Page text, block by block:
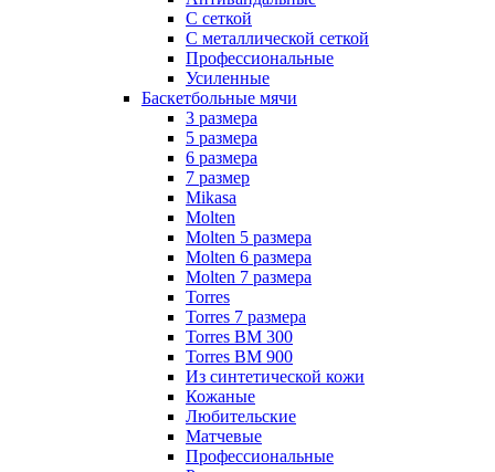
С сеткой
С металлической сеткой
Профессиональные
Усиленные
Баскетбольные мячи
3 размера
5 размера
6 размера
7 размер
Mikasa
Molten
Molten 5 размера
Molten 6 размера
Molten 7 размера
Torres
Torres 7 размера
Torres BM 300
Torres BM 900
Из синтетической кожи
Кожаные
Любительские
Матчевые
Профессиональные